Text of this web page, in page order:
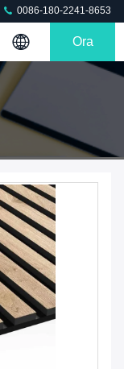
0086-180-2241-8653
Ora